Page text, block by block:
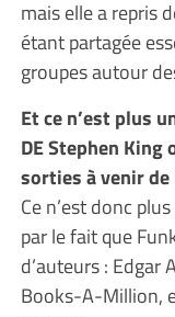
mais elle a repris
étant partagée
groupes autour
Et ce n’est plus
DE Stephen
sorties à venir de
Ce n’est donc
par le fait que
d’auteurs : Edgar
Books-A-Million,